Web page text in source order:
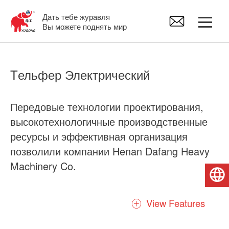
Дать тебе журавля
Вы можете поднять мир
Консольный Кран
Tельфер Электрический
Tельфер Электрический
Передовые технологии проектирования,
высокотехнологичные производственные
ресурсы и эффективная организация
позволили компании Henan Dafang Heavy
Machinery Co.
самых разных областях, как в качестве
View Features
Русский